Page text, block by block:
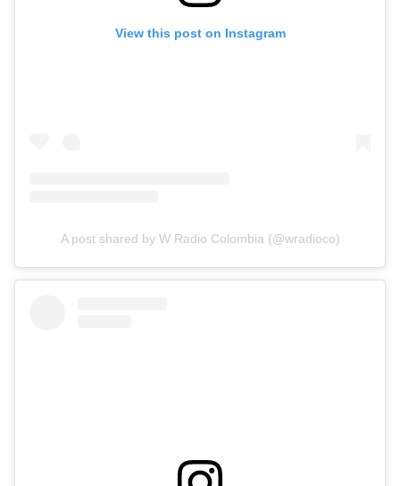
View this post on Instagram
A post shared by W Radio Colombia (@wradioco)